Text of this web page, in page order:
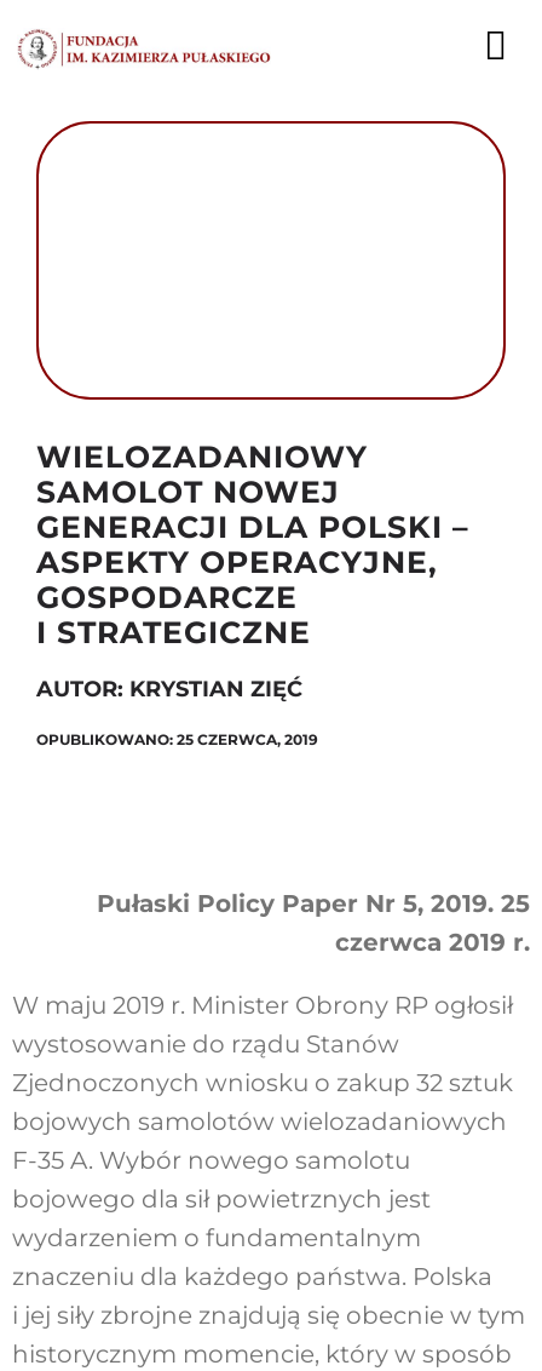
do
zawartości
KARIERA
KONTAKT
WIELOZADANIOWY
SAMOLOT NOWEJ
GENERACJI DLA POLSKI –
ASPEKTY OPERACYJNE,
GOSPODARCZE
I STRATEGICZNE
AUTOR: KRYSTIAN ZIĘĆ
OPUBLIKOWANO: 25 CZERWCA, 2019
Pułaski Policy Paper Nr 5, 2019. 25
czerwca 2019 r.
W maju 2019 r. Minister Obrony RP ogłosił
wystosowanie do rządu Stanów
Zjednoczonych wniosku o zakup 32 sztuk
bojowych samolotów wielozadaniowych
F-35 A. Wybór nowego samolotu
bojowego dla sił powietrznych jest
wydarzeniem o fundamentalnym
znaczeniu dla każdego państwa. Polska
i jej siły zbrojne znajdują się obecnie w tym
historycznym momencie, który w sposób